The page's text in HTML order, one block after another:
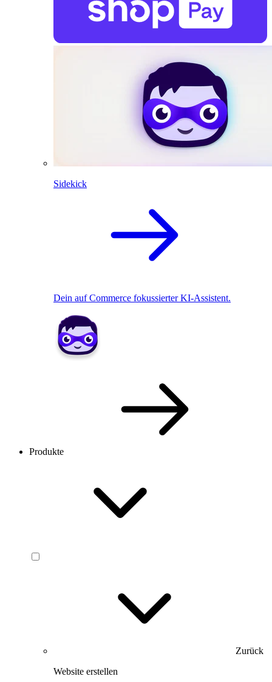
Sidekick
Dein auf Commerce fokussierter KI-Assistent.
Produkte
Zurück
Website erstellen